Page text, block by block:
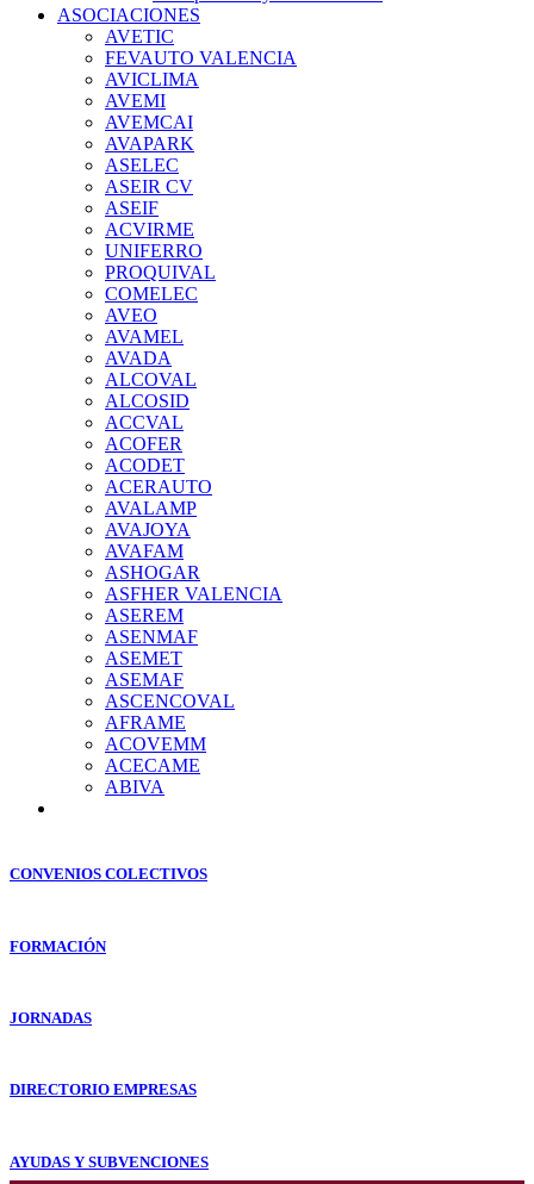
ASOCIACIONES
AVETIC
FEVAUTO VALENCIA
AVICLIMA
AVEMI
AVEMCAI
AVAPARK
ASELEC
ASEIR CV
ASEIF
ACVIRME
UNIFERRO
PROQUIVAL
COMELEC
AVEO
AVAMEL
AVADA
ALCOVAL
ALCOSID
ACCVAL
ACOFER
ACODET
ACERAUTO
AVALAMP
AVAJOYA
AVAFAM
ASHOGAR
ASFHER VALENCIA
ASEREM
ASENMAF
ASEMET
ASEMAF
ASCENCOVAL
AFRAME
ACOVEMM
ACECAME
ABIVA
CONVENIOS COLECTIVOS
FORMACIÓN
JORNADAS
DIRECTORIO EMPRESAS
AYUDAS Y SUBVENCIONES